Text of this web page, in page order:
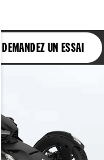
DEMANDEZ UN ESSAI